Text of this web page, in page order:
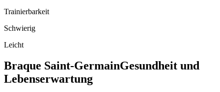
Trainierbarkeit
Schwierig
Leicht
Braque Saint-GermainGesundheit und
Lebenserwartung